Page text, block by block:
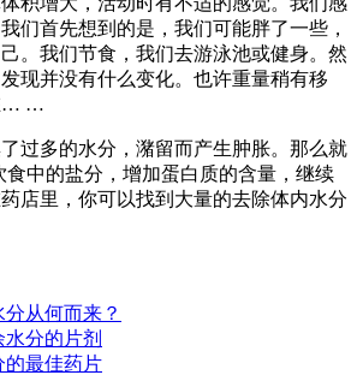
们首先想到的是，我们可能胖了一些，
。我们节食，我们去游泳池或健身。然
现并没有什么变化。也许重量稍有移
… …
过多的水分，潴留而产生肿胀。那么就
食中的盐分，增加蛋白质的含量，继续
店里，你可以找到大量的去除体内水分
从何而来？
分的片剂
的最佳药片